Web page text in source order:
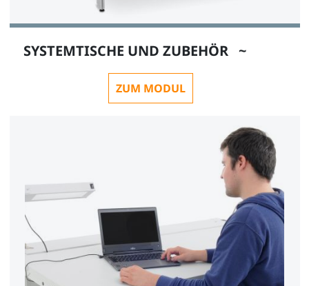
SYSTEMTISCHE UND ZUBEHÖR ~
ZUM MODUL